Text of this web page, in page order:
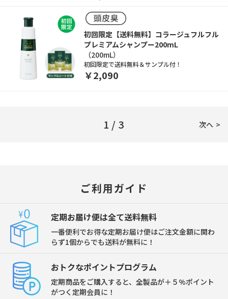
初回限定【送料無料】コラージュフルフル
プレミアムシャンプー200mL
（200mL）
初回限定で送料無料＆サンプル付！
￥2,090
1 / 3 次へ
ご利用ガイド
定期お届け便は全て送料無料
一番便利でお得な定期お届け便はご注文金額に関わ
らず1個からでも送料が無料に！
おトクなポイントプログラム
定期商品をご購入すると、全製品が＋５%ポイント
がつく定期会員に！